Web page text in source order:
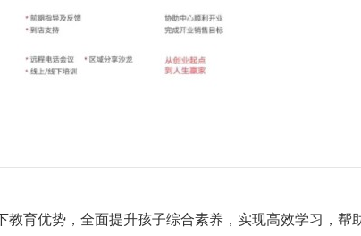
育优势，全面提升孩子综合素养，实现高效学习，帮